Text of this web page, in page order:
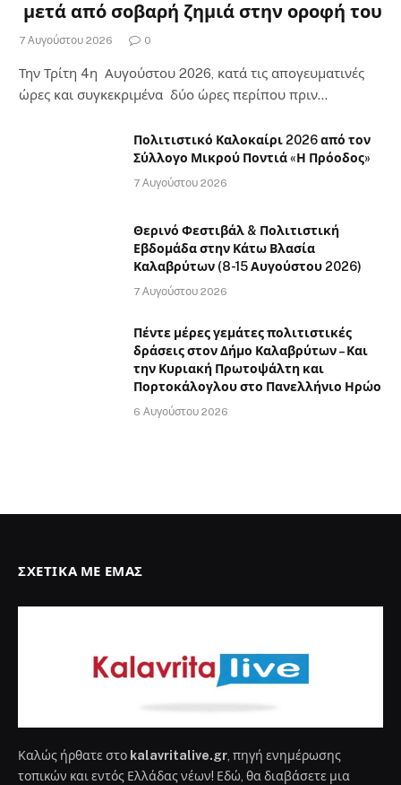
μετά από σοβαρή ζημιά στην οροφή του
7 Αυγούστου 2026 0
Την Τρίτη 4η Αυγούστου 2026, κατά τις απογευματινές
ώρες και συγκεκριμένα δύο ώρες περίπου πριν…
Πολιτιστικό Καλοκαίρι 2026 από τον
Σύλλογο Μικρού Ποντιά «Η Πρόοδος»
7 Αυγούστου 2026
Θερινό Φεστιβάλ & Πολιτιστική
Εβδομάδα στην Κάτω Βλασία
Καλαβρύτων (8-15 Αυγούστου 2026)
7 Αυγούστου 2026
Πέντε μέρες γεμάτες πολιτιστικές
δράσεις στον Δήμο Καλαβρύτων – Και
την Κυριακή Πρωτοψάλτη και
Πορτοκάλογλου στο Πανελλήνιο Ηρώο
6 Αυγούστου 2026
ΣΧΕΤΙΚΆ ΜΕ ΕΜΆΣ
Καλώς ήρθατε στο kalavritalive.gr, πηγή ενημέρωσης
τοπικών και εντός Ελλάδας νέων! Εδώ, θα διαβάσετε μια